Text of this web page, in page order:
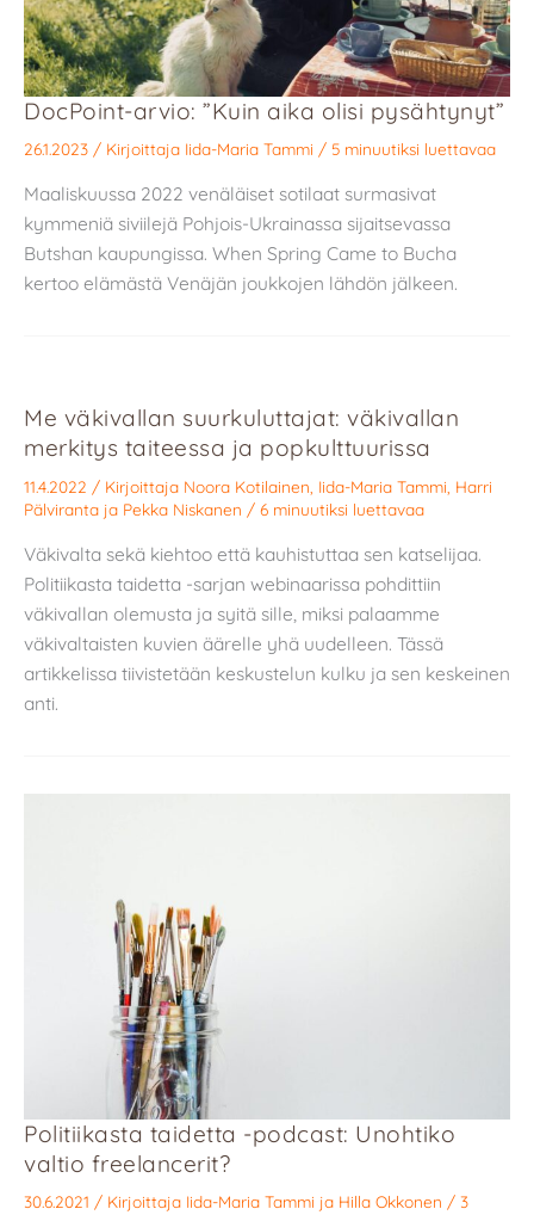
DocPoint-arvio: ”Kuin aika olisi pysähtynyt”
26.1.2023 / Kirjoittaja Iida-Maria Tammi / 5 minuutiksi luettavaa
Maaliskuussa 2022 venäläiset sotilaat surmasivat
kymmeniä siviilejä Pohjois-Ukrainassa sijaitsevassa
Butshan kaupungissa. When Spring Came to Bucha
kertoo elämästä Venäjän joukkojen lähdön jälkeen.
Me väkivallan suurkuluttajat: väkivallan
merkitys taiteessa ja popkulttuurissa
11.4.2022 / Kirjoittaja Noora Kotilainen Iida-Maria Tammi Harri
Pälviranta ja Pekka Niskanen / 6 minuutiksi luettavaa
Väkivalta sekä kiehtoo että kauhistuttaa sen katselijaa.
Politiikasta taidetta -sarjan webinaarissa pohdittiin
väkivallan olemusta ja syitä sille, miksi palaamme
väkivaltaisten kuvien äärelle yhä uudelleen. Tässä
artikkelissa tiivistetään keskustelun kulku ja sen keskeinen
anti.
Politiikasta taidetta -podcast: Unohtiko
valtio freelancerit?
30.6.2021 / Kirjoittaja Iida-Maria Tammi ja Hilla Okkonen / 3